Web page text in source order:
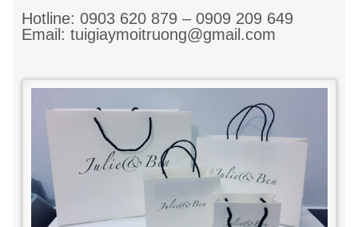
Hotline: 0903 620 879 – 0909 209 649
Email: tuigiaymoitruong@gmail.com